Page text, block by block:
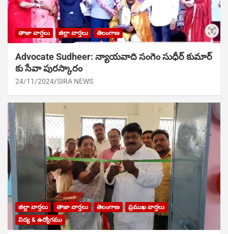
తాజా వార్తలు జిల్లా వార్తలు తెలంగాణ
Advocate Sudheer: న్యాయవాది సంగెం సుధీర్ కుమార్
కు సేవా పురస్కారం
24/11/2024 SIRA NEWS
జిల్లా వార్తలు తాజా వార్తలు తెలంగాణ
ప్రముఖ వార్తలు
విద్య & ఉద్యోగము